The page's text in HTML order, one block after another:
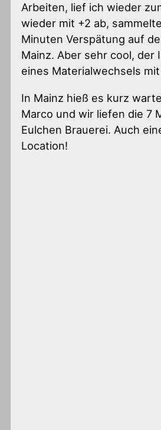
Arbeiten, lief ich wieder
wieder mit +2 ab,
Minuten Verspätung auf
Mainz. Aber sehr cool, der
eines Materialwechsels mit
In Mainz hieß es kurz
Marco und wir liefen die 7
Eulchen Brauerei. Auch
Location!